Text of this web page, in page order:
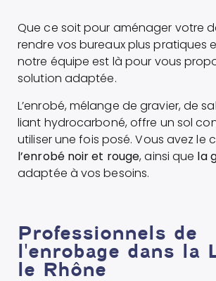
Que ce soit pour aménager votre
rendre vos bureaux plus pratiques
notre équipe est là pour vous
solution adaptée.
L’enrobé, mélange de gravier, de
liant hydrocarboné, offre un sol
utiliser une fois posé. Vous avez le
l’enrobé noir et rouge, ainsi que la
adaptée à vos besoins.
Professionnels de
l'enrobage dans la
le Rhône